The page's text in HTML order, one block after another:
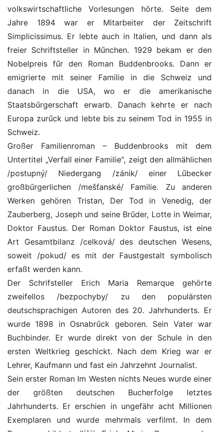
volkswirtschaftliche Vorlesungen hörte. Seite dem
Jahre 1894 war er Mitarbeiter der Zeitschrift
Simplicissimus. Er lebte auch in Italien, und dann als
freier Schriftsteller in Műnchen. 1929 bekam er den
Nobelpreis fűr den Roman Buddenbrooks. Dann er
emigrierte mit seiner Familie in die Schweiz und
danach in die USA, wo er die amerikanische
Staatsbűrgerschaft erwarb. Danach kehrte er nach
Europa zurűck und lebte bis zu seinem Tod in 1955 in
Schweiz.
Großer Familienroman – Buddenbrooks mit dem
Untertitel „Verfall einer Familie“, zeigt den allmählichen
/postupný/ Niedergang /zánik/ einer Lűbecker
großbűrgerlichen /mešťanské/ Familie. Zu anderen
Werken gehören Tristan, Der Tod in Venedig, der
Zauberberg, Joseph und seine Brűder, Lotte in Weimar,
Doktor Faustus. Der Roman Doktor Faustus, ist eine
Art Gesamtbilanz /celková/ des deutschen Wesens,
soweit /pokud/ es mit der Faustgestalt symbolisch
erfaßt werden kann.
Der Schrifsteller Erich Maria Remarque gehörte
zweifellos /bezpochyby/ zu den populärsten
deutschsprachigen Autoren des 20. Jahrhunderts. Er
wurde 1898 in Osnabrűck geboren. Sein Vater war
Buchbinder. Er wurde direkt von der Schule in den
ersten Weltkrieg geschickt. Nach dem Krieg war er
Lehrer, Kaufmann und fast ein Jahrzehnt Journalist.
Sein erster Roman Im Westen nichts Neues wurde einer
der größten deutschen Bucherfolge letztes
Jahrhunderts. Er erschien in ungefähr acht Millionen
Exemplaren und wurde mehrmals verfilmt. In dem